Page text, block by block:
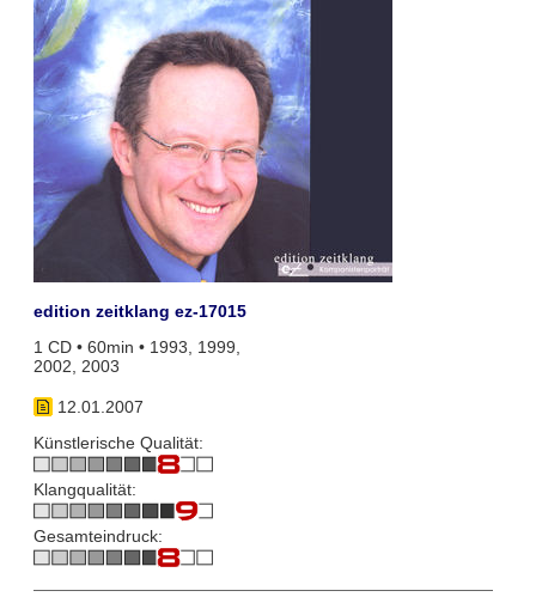
edition zeitklang ez-17015
1 CD • 60min • 1993, 1999,
2002, 2003
12.01.2007
Künstlerische Qualität:
Klangqualität:
Gesamteindruck: